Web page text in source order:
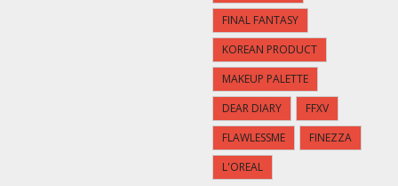
FINAL FANTASY
KOREAN PRODUCT
MAKEUP PALETTE
DEAR DIARY
FFXV
FLAWLESSME
FINEZZA
L'OREAL